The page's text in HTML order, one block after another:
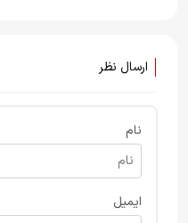
ارسال نظر
نام
ایمیل